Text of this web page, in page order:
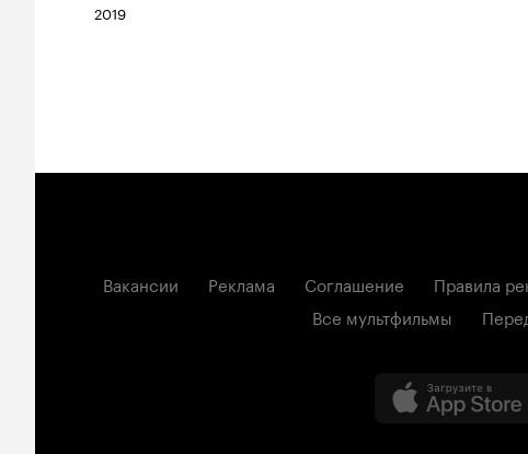
2019
Вакансии Реклама Соглашение Правила
Все мультфильмы